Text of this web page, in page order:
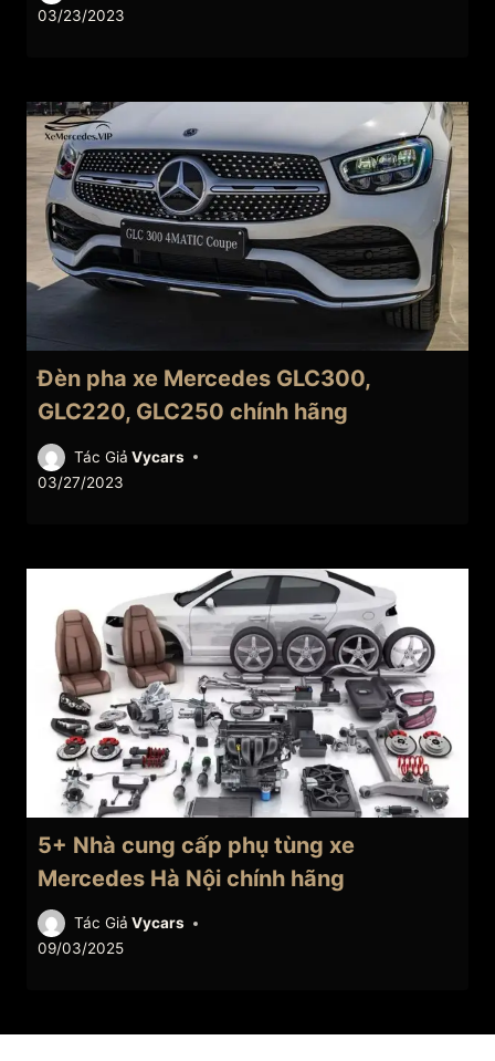
03/23/2023
Đèn pha xe Mercedes GLC300,
GLC220, GLC250 chính hãng
Tác Giả Vycars
03/27/2023
5+ Nhà cung cấp phụ tùng xe
Mercedes Hà Nội chính hãng
Tác Giả Vycars
09/03/2025